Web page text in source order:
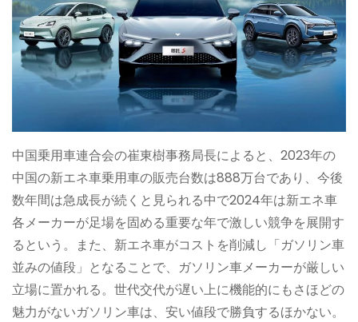
中国乗用車連合会の崔東樹事務局長によると、2023年の
中国の新エネ車乗用車の販売台数は888万台であり、今後
数年間は急成長が続くと見られる中で2024年は新エネ車
各メーカーが足場を固める重要な年で激しい競争を展開す
るという。また、新エネ車がコストを削減し「ガソリン車
並みの値段」となることで、ガソリン車メーカーが厳しい
立場に置かれる。世代交代が遅い上に機能的にもさほどの
魅力がないガソリン車は、安い値段で勝負するほかない。